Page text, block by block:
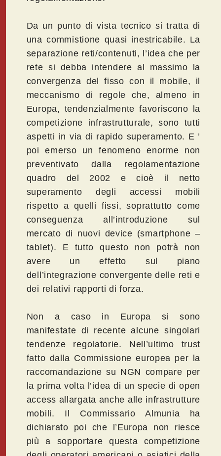
Da un punto di vista tecnico si tratta di
una commistione quasi inestricabile. La
separazione reti/contenuti, l’idea che per
rete si debba intendere al massimo la
convergenza del fisso con il mobile, il
meccanismo di regole che, almeno in
Europa, tendenzialmente favoriscono la
competizione infrastrutturale, sono tutti
aspetti in via di rapido superamento. E ’
poi emerso un fenomeno enorme non
preventivato dalla regolamentazione
quadro del 2002 e cioè il netto
superamento degli accessi mobili
rispetto a quelli fissi, soprattutto come
conseguenza all’introduzione sul
mercato di nuovi device (smartphone –
tablet). E tutto questo non potrà non
avere un effetto sul piano
dell’integrazione convergente delle reti e
dei relativi rapporti di forza.
Non a caso in Europa si sono
manifestate di recente alcune singolari
tendenze regolatorie. Nell’ultimo trust
fatto dalla Commissione europea per la
raccomandazione su NGN compare per
la prima volta l’idea di un specie di open
access allargata anche alle infrastrutture
mobili. Il Commissario Almunia ha
dichiarato poi che l’Europa non riesce
più a sopportare questa competizione